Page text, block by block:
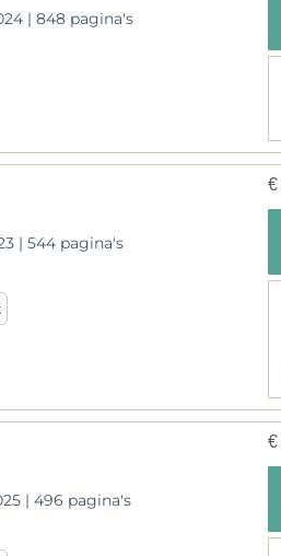
| 848 pagina's
| 544 pagina's
€
| 496 pagina's
€